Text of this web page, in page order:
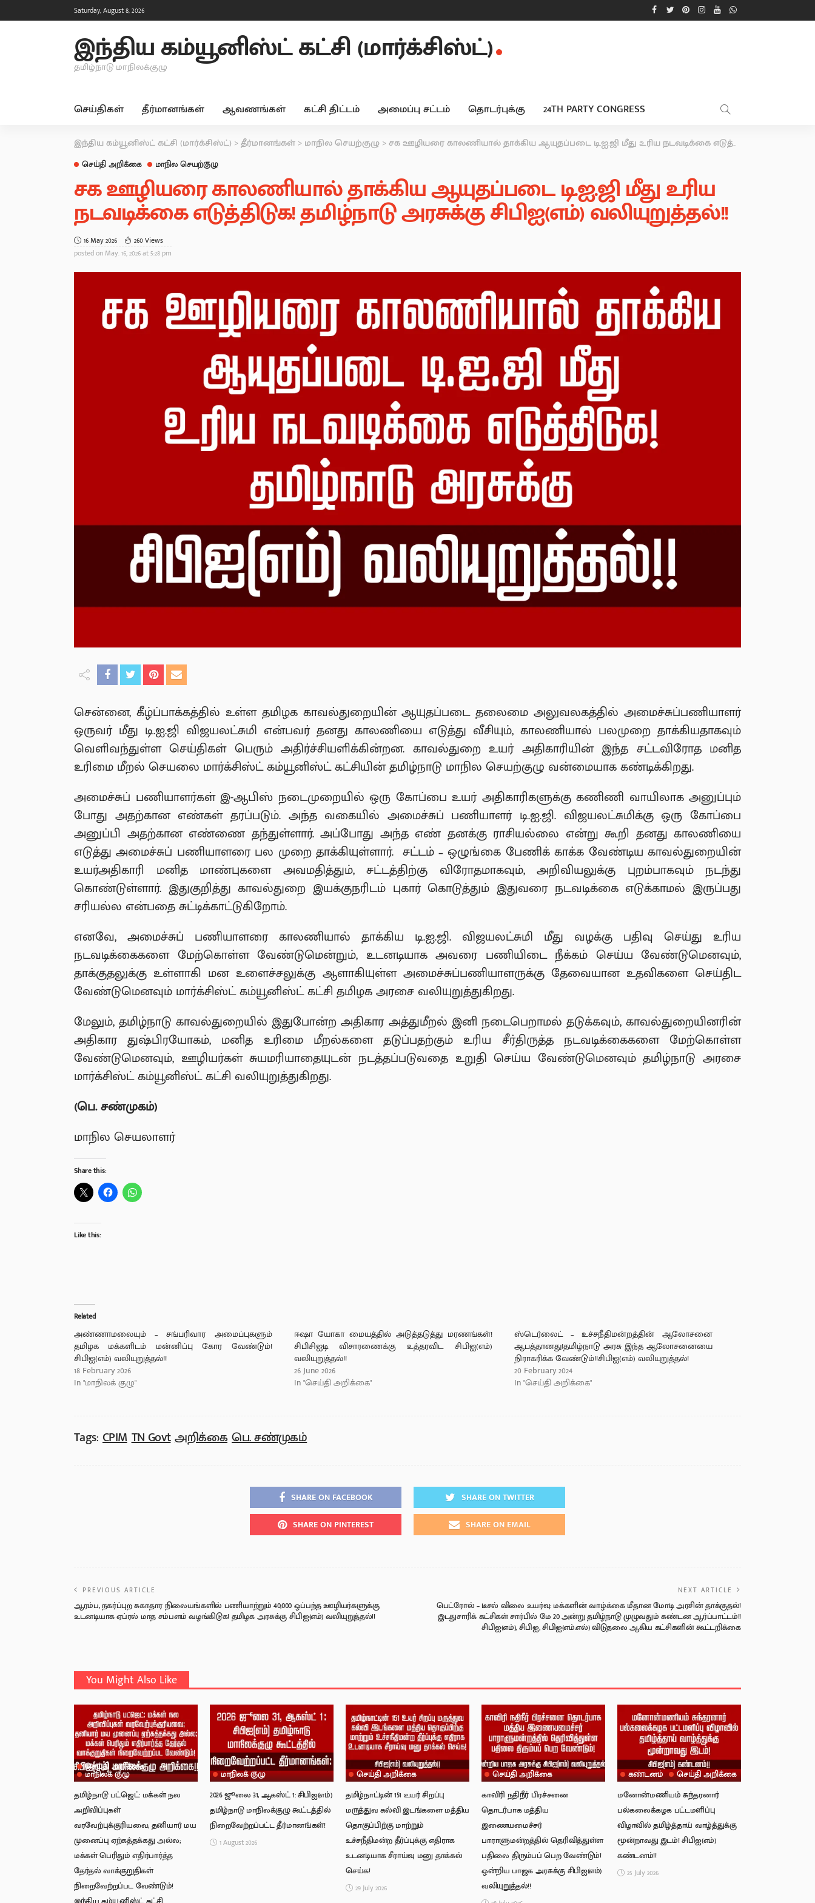
Saturday, August 8, 2026
இந்திய கம்யூனிஸ்ட் கட்சி (மார்க்சிஸ்ட்)
தமிழ்நாடு மாநிலக்குழு
செய்திகள் தீர்மானங்கள் ஆவணங்கள் கட்சி திட்டம் அமைப்பு சட்டம் தொடர்புக்கு 24TH PARTY CONGRESS
இந்திய கம்யூனிஸ்ட் கட்சி (மார்க்சிஸ்ட்) >தீர்மானங்கள் > மாநில செயற்குழு >சக ஊழியரை காலணியால் தாக்கிய ஆயுதப்படை டி.ஐ.ஜி மீது உரிய நடவடிக்கை எடுத்திடுக! தமிழ்நாடு அரசுக்கு சிபிஐ(எம்) வலியுறுத்தல்!!
செய்தி அறிக்கை மாநில செயற்குழு
சக ஊழியரை காலணியால் தாக்கிய ஆயுதப்படை டி.ஐ.ஜி மீது உரிய
நடவடிக்கை எடுத்திடுக! தமிழ்நாடு அரசுக்கு சிபிஐ(எம்) வலியுறுத்தல்!!
16 May 2026
260 Views
posted on May. 16, 2026 at 5:28 pm
சென்னை, கீழ்ப்பாக்கத்தில் உள்ள தமிழக காவல்துறையின் ஆயுதப்படை தலைமை அலுவலகத்தில் அமைச்சுப்பணியாளர்
ஒருவர் மீது டி.ஐ.ஜி விஜயலட்சுமி என்பவர் தனது காலணியை எடுத்து வீசியும், காலணியால் பலமுறை தாக்கியதாகவும்
வெளிவந்துள்ள செய்திகள் பெரும் அதிர்ச்சியளிக்கின்றன. காவல்துறை உயர் அதிகாரியின் இந்த சட்டவிரோத மனித
உரிமை மீறல் செயலை மார்க்சிஸ்ட் கம்யூனிஸ்ட் கட்சியின் தமிழ்நாடு மாநில செயற்குழு வன்மையாக கண்டிக்கிறது.
அமைச்சுப் பணியாளர்கள் இ-ஆபிஸ் நடைமுறையில் ஒரு கோப்பை உயர் அதிகாரிகளுக்கு கணிணி வாயிலாக அனுப்பும்
போது அதற்கான எண்கள் தரப்படும். அந்த வகையில் அமைச்சுப் பணியாளர் டி.ஐ.ஜி. விஜயலட்சுமிக்கு ஒரு கோப்பை
அனுப்பி அதற்கான எண்ணை தந்துள்ளார். அப்போது அந்த எண் தனக்கு ராசியல்லை என்று கூறி தனது காலணியை
எடுத்து அமைச்சுப் பணியாளரை பல முறை தாக்கியுள்ளார். சட்டம் – ஒழுங்கை பேணிக் காக்க வேண்டிய காவல்துறையின்
உயர்அதிகாரி மனித மாண்புகளை அவமதித்தும், சட்டத்திற்கு விரோதமாகவும், அறிவியலுக்கு புறம்பாகவும் நடந்து
கொண்டுள்ளார். இதுகுறித்து காவல்துறை இயக்குநரிடம் புகார் கொடுத்தும் இதுவரை நடவடிக்கை எடுக்காமல் இருப்பது
சரியல்ல என்பதை சுட்டிக்காட்டுகிறோம்.
எனவே, அமைச்சுப் பணியாளரை காலணியால் தாக்கிய டி.ஐ.ஜி. விஜயலட்சுமி மீது வழக்கு பதிவு செய்து உரிய
நடவடிக்கைகளை மேற்கொள்ள வேண்டுமென்றும், உடனடியாக அவரை பணியிடை நீக்கம் செய்ய வேண்டுமெனவும்,
தாக்குதலுக்கு உள்ளாகி மன உளைச்சலுக்கு ஆளாகியுள்ள அமைச்சுப்பணியாளருக்கு தேவையான உதவிகளை செய்திட
வேண்டுமெனவும் மார்க்சிஸ்ட் கம்யூனிஸ்ட் கட்சி தமிழக அரசை வலியுறுத்துகிறது.
மேலும், தமிழ்நாடு காவல்துறையில் இதுபோன்ற அதிகார அத்துமீறல் இனி நடைபெறாமல் தடுக்கவும், காவல்துறையினரின்
அதிகார துஷ்பிரயோகம், மனித உரிமை மீறல்களை தடுப்பதற்கும் உரிய சீர்திருத்த நடவடிக்கைகளை மேற்கொள்ள
வேண்டுமெனவும், ஊழியர்கள் சுயமரியாதையுடன் நடத்தப்படுவதை உறுதி செய்ய வேண்டுமெனவும் தமிழ்நாடு அரசை
மார்க்சிஸ்ட் கம்யூனிஸ்ட் கட்சி வலியுறுத்துகிறது.
(பெ. சண்முகம்)
மாநில செயலாளர்
Share this:
Like this:
Related
அண்ணாமலையும் – சங்பரிவார அமைப்புகளும்
தமிழக மக்களிடம் மன்னிப்பு கோர வேண்டும்!
சிபிஐ(எம்) வலியுறுத்தல்!!
18 February 2026
In "மாநிலக் குழு"
ஈஷா யோகா மையத்தில் அடுத்தடுத்து மரணங்கள்!
சிபிசிஐடி விசாரணைக்கு உத்தரவிட சிபிஐ(எம்)
வலியுறுத்தல்!!
26 June 2026
In "செய்தி அறிக்கை"
ஸ்டெர்லைட் – உச்சநீதிமன்றத்தின் ஆலோசனை
ஆபத்தானது!தமிழ்நாடு அரசு இந்த ஆலோசனையை
நிராகரிக்க வேண்டும்!!சிபிஐ(எம்) வலியுறுத்தல்!
20 February 2024
In "செய்தி அறிக்கை"
Tags: CPIM TN Govt அறிக்கை பெ. சண்முகம்
SHARE ON FACEBOOK
SHARE ON TWITTER
SHARE ON PINTEREST
SHARE ON EMAIL
PREVIOUS ARTICLE
ஆரம்ப, நகர்ப்புற சுகாதார நிலையங்களில் பணியாற்றும் 40,000 ஒப்பந்த ஊழியர்களுக்கு
உடனடியாக ஏப்ரல் மாத சம்பளம் வழங்கிடுக! தமிழக அரசுக்கு சிபிஐ(எம்) வலியுறுத்தல்!!
NEXT ARTICLE
பெட்ரோல் – டீசல் விலை உயர்வு: மக்களின் வாழ்க்கை மீதான மோடி அரசின் தாக்குதல்!
இடதுசாரிக் கட்சிகள் சார்பில் மே 20 அன்று தமிழ்நாடு முழுவதும் கண்டன ஆர்ப்பாட்டம்!!
சிபிஐ(எம்), சிபிஐ, சிபிஐ(எம்.எல்) விடுதலை ஆகிய கட்சிகளின் கூட்டறிக்கை
You Might Also Like
செய்தி அறிக்கை
மாநிலக் குழு
தமிழ்நாடு பட்ஜெட்: மக்கள் நல
அறிவிப்புகள்
வரவேற்புக்குரியவை; தனியார் மய
முனைப்பு ஏற்கத்தக்கது அல்ல;
மக்கள் பெரிதும் எதிர்பார்த்த
தேர்தல் வாக்குறுதிகள்
நிறைவேற்றப்பட வேண்டும்!
மாநிலக் குழு
2026 ஜூலை 31, ஆகஸ்ட் 1: சிபிஐ(எம்)
தமிழ்நாடு மாநிலக்குழு கூட்டத்தில்
நிறைவேற்றப்பட்ட தீர்மானங்கள்!
1 August 2026
செய்தி அறிக்கை
தமிழ்நாட்டின் 151 உயர் சிறப்பு
மருத்துவ கல்வி இடங்களை மத்திய
தொகுப்பிற்கு மாற்றும்
உச்சநீதிமன்ற தீர்ப்புக்கு எதிராக
உடனடியாக சீராய்வு மனு தாக்கல்
செய்க!
29 July 2026
செய்தி அறிக்கை
காவிரி நதிநீர் பிரச்சனை
தொடர்பாக மத்திய
இணையமைச்சர்
பாராளுமன்றத்தில் தெரிவித்துள்ள
பதிலை திரும்பப் பெற வேண்டும்!
ஒன்றிய பாஜக அரசுக்கு சிபிஐ(எம்)
வலியுறுத்தல்!!
கண்டனம்
செய்தி அறிக்கை
மனோன்மணியம் சுந்தரனார்
பல்கலைக்கழக பட்டமளிப்பு
விழாவில் தமிழ்த்தாய் வாழ்த்துக்கு
மூன்றாவது இடம்! சிபிஐ(எம்)
கண்டனம்!!
25 July 2026